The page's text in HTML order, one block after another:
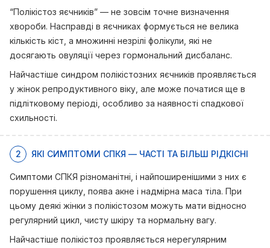
“Полікістоз яєчників” — не зовсім точне визначення
хвороби. Насправді в яєчниках формується не велика
кількість кіст, а множинні незрілі фолікули, які не
досягають овуляції через гормональний дисбаланс.
Найчастіше синдром полікістозних яєчників проявляється
у жінок репродуктивного віку, але може початися ще в
підлітковому періоді, особливо за наявності спадкової
схильності.
2 ЯКІ СИМПТОМИ СПКЯ — ЧАСТІ ТА БІЛЬШ РІДКІСНІ
Симптоми СПКЯ різноманітні, і найпоширенішими з них є
порушення циклу, поява акне і надмірна маса тіла. При
цьому деякі жінки з полікістозом можуть мати відносно
регулярний цикл, чисту шкіру та нормальну вагу.
Найчастіше полікістоз проявляється нерегулярним